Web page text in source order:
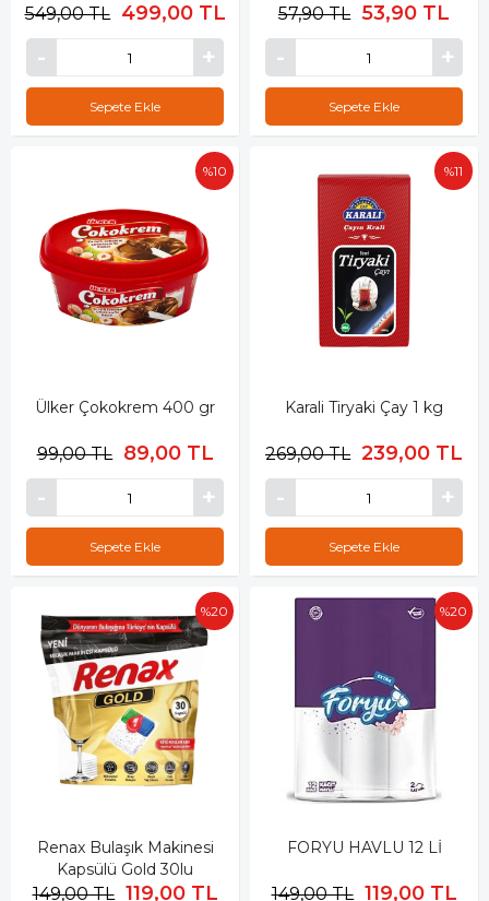
499,00 TL
549,00 TL
Sepete Ekle
53,90 TL
57,90 TL
Sepete Ekle
Ülker Çokokrem 400 gr
89,00 TL
99,00 TL
%10
Sepete Ekle
Karali Tiryaki Çay 1 kg
239,00 TL
269,00 TL
%11
Sepete Ekle
Renax Bulaşık Makinesi
Kapsülü Gold 30lu
119,00 TL
149,00 TL
%20
FORYU HAVLU 12 Lİ
119,00 TL
149,00 TL
%20